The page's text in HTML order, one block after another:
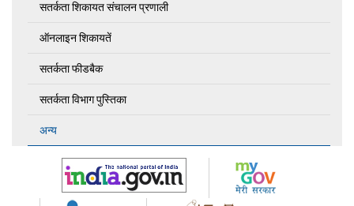
सतर्कता शिकायत संचालन प्रणाली
ऑनलाइन शिकायतें
सतर्कता फीडबैक
सतर्कता विभाग पुस्तिका
अन्य